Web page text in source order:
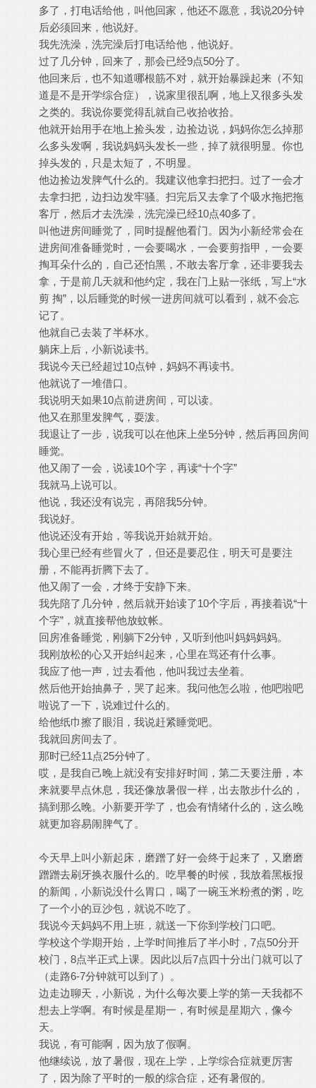
多了，打电话给他，叫他回家，他还不愿意，我说20分钟
后必须回来，他说好。
我先洗澡，洗完澡后打电话给他，他说好。
过了几分钟，回来了，那会已经9点50分了。
他回来后，也不知道哪根筋不对，就开始暴躁起来（不知
道是不是开学综合症），说家里很乱啊，地上又很多头发
之类的。我说你要觉得乱就自己收拾收拾。
他就开始用手在地上捡头发，边捡边说，妈妈你怎么掉那
么多头发啊，我说妈妈头发长一些，掉了就很明显。你也
掉头发的，只是太短了，不明显。
他边捡边发脾气什么的。我建议他拿扫把扫。过了一会才
去拿扫把，边扫边发牢骚。扫完后又去拿了个吸水拖把拖
客厅，然后才去洗澡，洗完澡已经10点40多了。
叫他进房间睡觉了，同时提醒他看门。因为小新经常会在
进房间准备睡觉时，一会要喝水，一会要剪指甲，一会要
掏耳朵什么的，自己还怕黑，不敢去客厅拿，还非要我去
拿，于是前几天就和他约定，我在门上贴一张纸，写上“水
剪 掏”，以后睡觉的时候一进房间就可以看到，就不会忘
记了。
他就自己去装了半杯水。
躺床上后，小新说读书。
我说今天已经超过10点钟，妈妈不再读书。
他就说了一堆借口。
我说明天如果10点前进房间，可以读。
他又在那里发脾气，耍泼。
我退让了一步，说我可以在他床上坐5分钟，然后再回房间
睡觉。
他又闹了一会，说读10个字，再读“十个字”
我就马上说可以。
他说，我还没有说完，再陪我5分钟。
我说好。
他说还没有开始，等我说开始就开始。
我心里已经有些冒火了，但还是要忍住，明天可是要注
册，不能再折腾下去了。
他又闹了一会，才终于安静下来。
我先陪了几分钟，然后就开始读了10个字后，再接着说“十
个字”，就直接帮他放蚊帐。
回房准备睡觉，刚躺下2分钟，又听到他叫妈妈妈妈。
我刚放松的心又开始纠起来，心里在骂还有什么事。
我应了他一声，过去看他，他叫我过去坐着。
然后他开始抽鼻子，哭了起来。我问他怎么啦，他吧啦吧
啦说了一下，说难过什么的。
给他纸巾擦了眼泪，我说赶紧睡觉吧。
我就回房间去了。
那时已经11点25分钟了。
哎，是我自己晚上就没有安排好时间，第二天要注册，本
来就要早点休息，我还像放暑假一样，出去散步什么的，
搞到那么晚。小新要开学了，也会有情绪什么的，这么晚
就更加容易闹脾气了。
今天早上叫小新起床，磨蹭了好一会终于起来了，又磨磨
蹭蹭去刷牙换衣服什么的。吃早餐的时候，我放着黑板报
的新闻，小新说没什么胃口，喝了一碗玉米粉煮的粥，吃
了一个小的豆沙包，就说不吃了。
我说今天妈妈不用上班，就送一下你到学校门口吧。
学校这个学期开始，上学时间推后了半小时，7点50分开
校门，8点半正式上课。因此以后7点四十分出门就可以了
（走路6-7分钟就可以到了）。
边走边聊天，小新说，为什么每次要上学的第一天我都不
想去上学啊。有时候是星期一，有时候是星期六，像今
天。
我说，有可能啊，因为放了假啊。
他继续说，放了暑假，现在上学，上学综合症就更厉害
了，因为除了平时的一般的综合症，还有暑假的。